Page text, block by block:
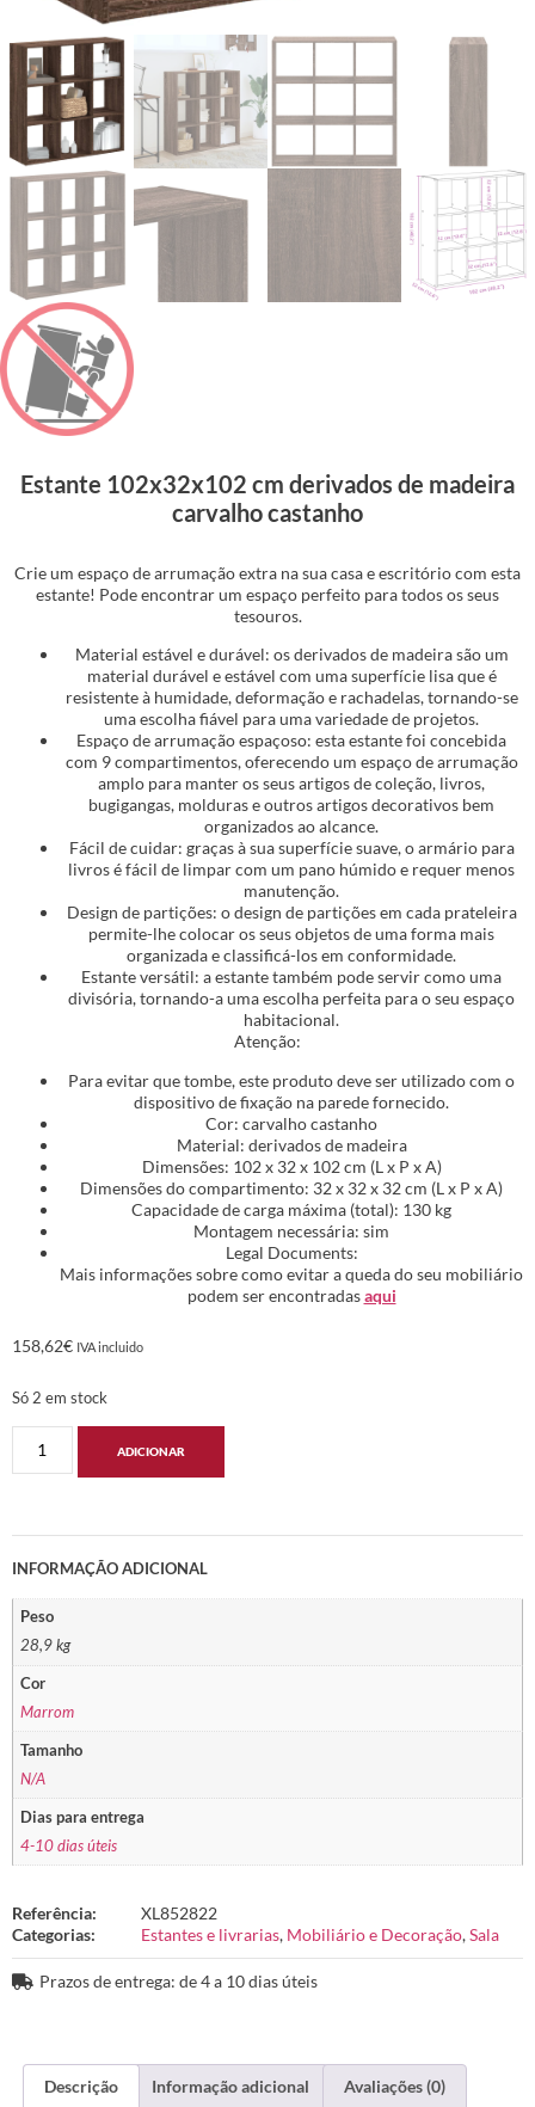
Estante 102x32x102 cm derivados de madeira
carvalho castanho
Crie um espaço de arrumação extra na sua casa e escritório com esta
estante! Pode encontrar um espaço perfeito para todos os seus
tesouros.
Material estável e durável: os derivados de madeira são um
material durável e estável com uma superfície lisa que é
resistente à humidade, deformação e rachadelas, tornando-se
uma escolha fiável para uma variedade de projetos.
Espaço de arrumação espaçoso: esta estante foi concebida
com 9 compartimentos, oferecendo um espaço de arrumação
amplo para manter os seus artigos de coleção, livros,
bugigangas, molduras e outros artigos decorativos bem
organizados ao alcance.
Fácil de cuidar: graças à sua superfície suave, o armário para
livros é fácil de limpar com um pano húmido e requer menos
manutenção.
Design de partições: o design de partições em cada prateleira
permite-lhe colocar os seus objetos de uma forma mais
organizada e classificá-los em conformidade.
Estante versátil: a estante também pode servir como uma
divisória, tornando-a uma escolha perfeita para o seu espaço
habitacional.
Atenção:
Para evitar que tombe, este produto deve ser utilizado com o
dispositivo de fixação na parede fornecido.
Cor: carvalho castanho
Material: derivados de madeira
Dimensões: 102 x 32 x 102 cm (L x P x A)
Dimensões do compartimento: 32 x 32 x 32 cm (L x P x A)
Capacidade de carga máxima (total): 130 kg
Montagem necessária: sim
Legal Documents:
Mais informações sobre como evitar a queda do seu mobiliário
podem ser encontradasaqui
158,62€ IVA incluido
Só 2 em stock
ADICIONAR
INFORMAÇÃO ADICIONAL
Peso
28,9 kg
Cor
Marrom
Tamanho
N/A
Dias para entrega
4-10 dias úteis
Referência:
XL852822
Categorias:
Estantes e livrarias, Mobiliário e Decoração,Sala
Prazos de entrega: de 4 a 10 dias úteis
Descrição Informação adicional Avaliações (0)